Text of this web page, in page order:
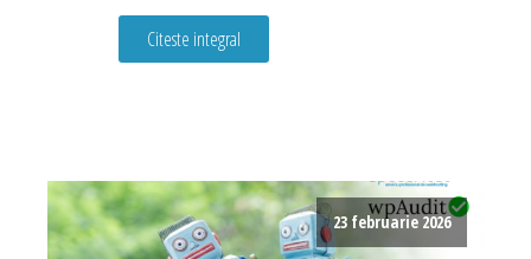
Citeste integral
23 februarie 2026